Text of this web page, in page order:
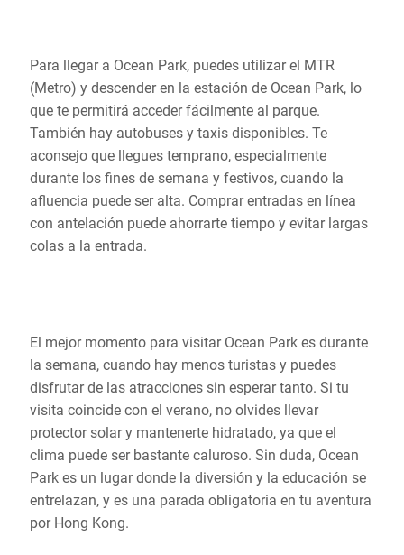
Para llegar a Ocean Park, puedes utilizar el MTR
(Metro) y descender en la estación de Ocean Park, lo
que te permitirá acceder fácilmente al parque.
También hay autobuses y taxis disponibles. Te
aconsejo que llegues temprano, especialmente
durante los fines de semana y festivos, cuando la
afluencia puede ser alta. Comprar entradas en línea
con antelación puede ahorrarte tiempo y evitar largas
colas a la entrada.
El mejor momento para visitar Ocean Park es durante
la semana, cuando hay menos turistas y puedes
disfrutar de las atracciones sin esperar tanto. Si tu
visita coincide con el verano, no olvides llevar
protector solar y mantenerte hidratado, ya que el
clima puede ser bastante caluroso. Sin duda, Ocean
Park es un lugar donde la diversión y la educación se
entrelazan, y es una parada obligatoria en tu aventura
por Hong Kong.